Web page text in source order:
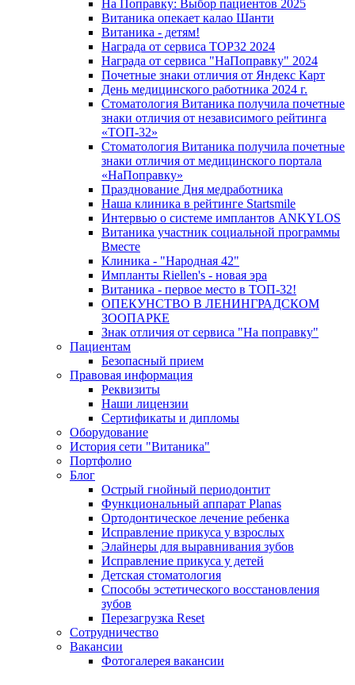
На Поправку: Выбор пациентов 2025
Витаника опекает калао Шанти
Витаника - детям!
Награда от сервиса TOP32 2024
Награда от сервиса "НаПоправку" 2024
Почетные знаки отличия от Яндекс Карт
День медицинского работника 2024 г.
Стоматология Витаника получила почетные
знаки отличия от независимого рейтинга
«ТОП-32»
Стоматология Витаника получила почетные
знаки отличия от медицинского портала
«НаПоправку»
Празднование Дня медработника
Наша клиника в рейтинге Startsmile
Интервью о системе имплантов ANKYLOS
Витаника участник социальной программы
Вместе
Клиника - "Народная 42"
Импланты Riellen's - новая эра
Витаника - первое место в ТОП-32!
ОПЕКУНСТВО В ЛЕНИНГРАДСКОМ
ЗООПАРКЕ
Знак отличия от сервиса "На поправку"
Пациентам
Безопасный прием
Правовая информация
Реквизиты
Наши лицензии
Сертификаты и дипломы
Оборудование
История сети "Витаника"
Портфолио
Блог
Острый гнойный периодонтит
Функциональный аппарат Planas
Ортодонтическое лечение ребенка
Исправление прикуса у взрослых
Элайнеры для выравнивания зубов
Исправление прикуса у детей
Детская стоматология
Способы эстетического восстановления
зубов
Перезагрузка Reset
Сотрудничество
Вакансии
Фотогалерея вакансии